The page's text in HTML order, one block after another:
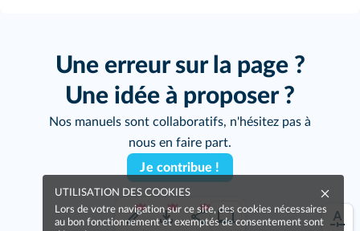
Une erreur sur la page ?
Une idée à proposer ?
Nos manuels sont collaboratifs, n'hésitez pas à
nous en faire part.
Je contribue !
UTILISATION DES COOKIES
Lors de votre navigation sur ce site, des cookies nécessaires
au bon fonctionnement et exemptés de consentement sont